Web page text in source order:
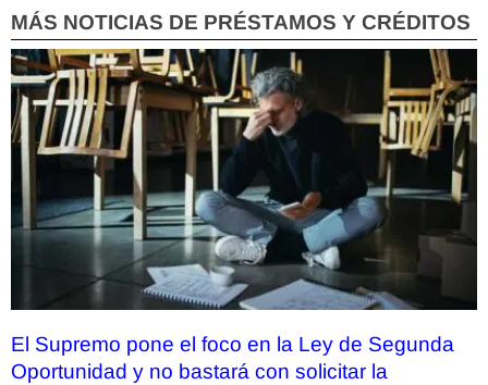
MÁS NOTICIAS DE PRÉSTAMOS Y CRÉDITOS
El Supremo pone el foco en la Ley de Segunda
Oportunidad y no bastará con solicitar la